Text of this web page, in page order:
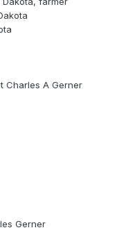
Charles A Gerner
Gerner